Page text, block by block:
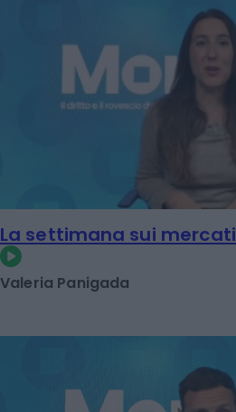
La settimana sui mercati
Valeria Panigada